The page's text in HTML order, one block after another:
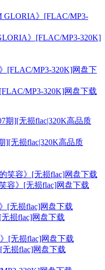
》[FLAC/MP3-320K]
MP3-320K]网盘下载
][无损flac|320K高品质
容》[无损flac]网盘下载
损flac]网盘下载
无损flac]网盘下载